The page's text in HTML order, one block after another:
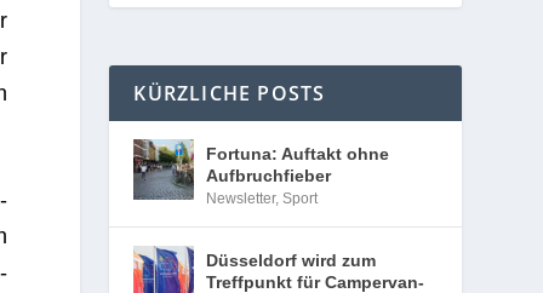
KÜRZLICHE POSTS
Fortuna: Auftakt ohne
Aufbruchfieber
Newsletter,Sport
Düsseldorf wird zum
Treffpunkt für Campervan-